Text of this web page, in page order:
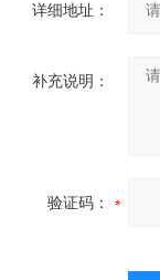
详细地址：
补充说明：
验证码：